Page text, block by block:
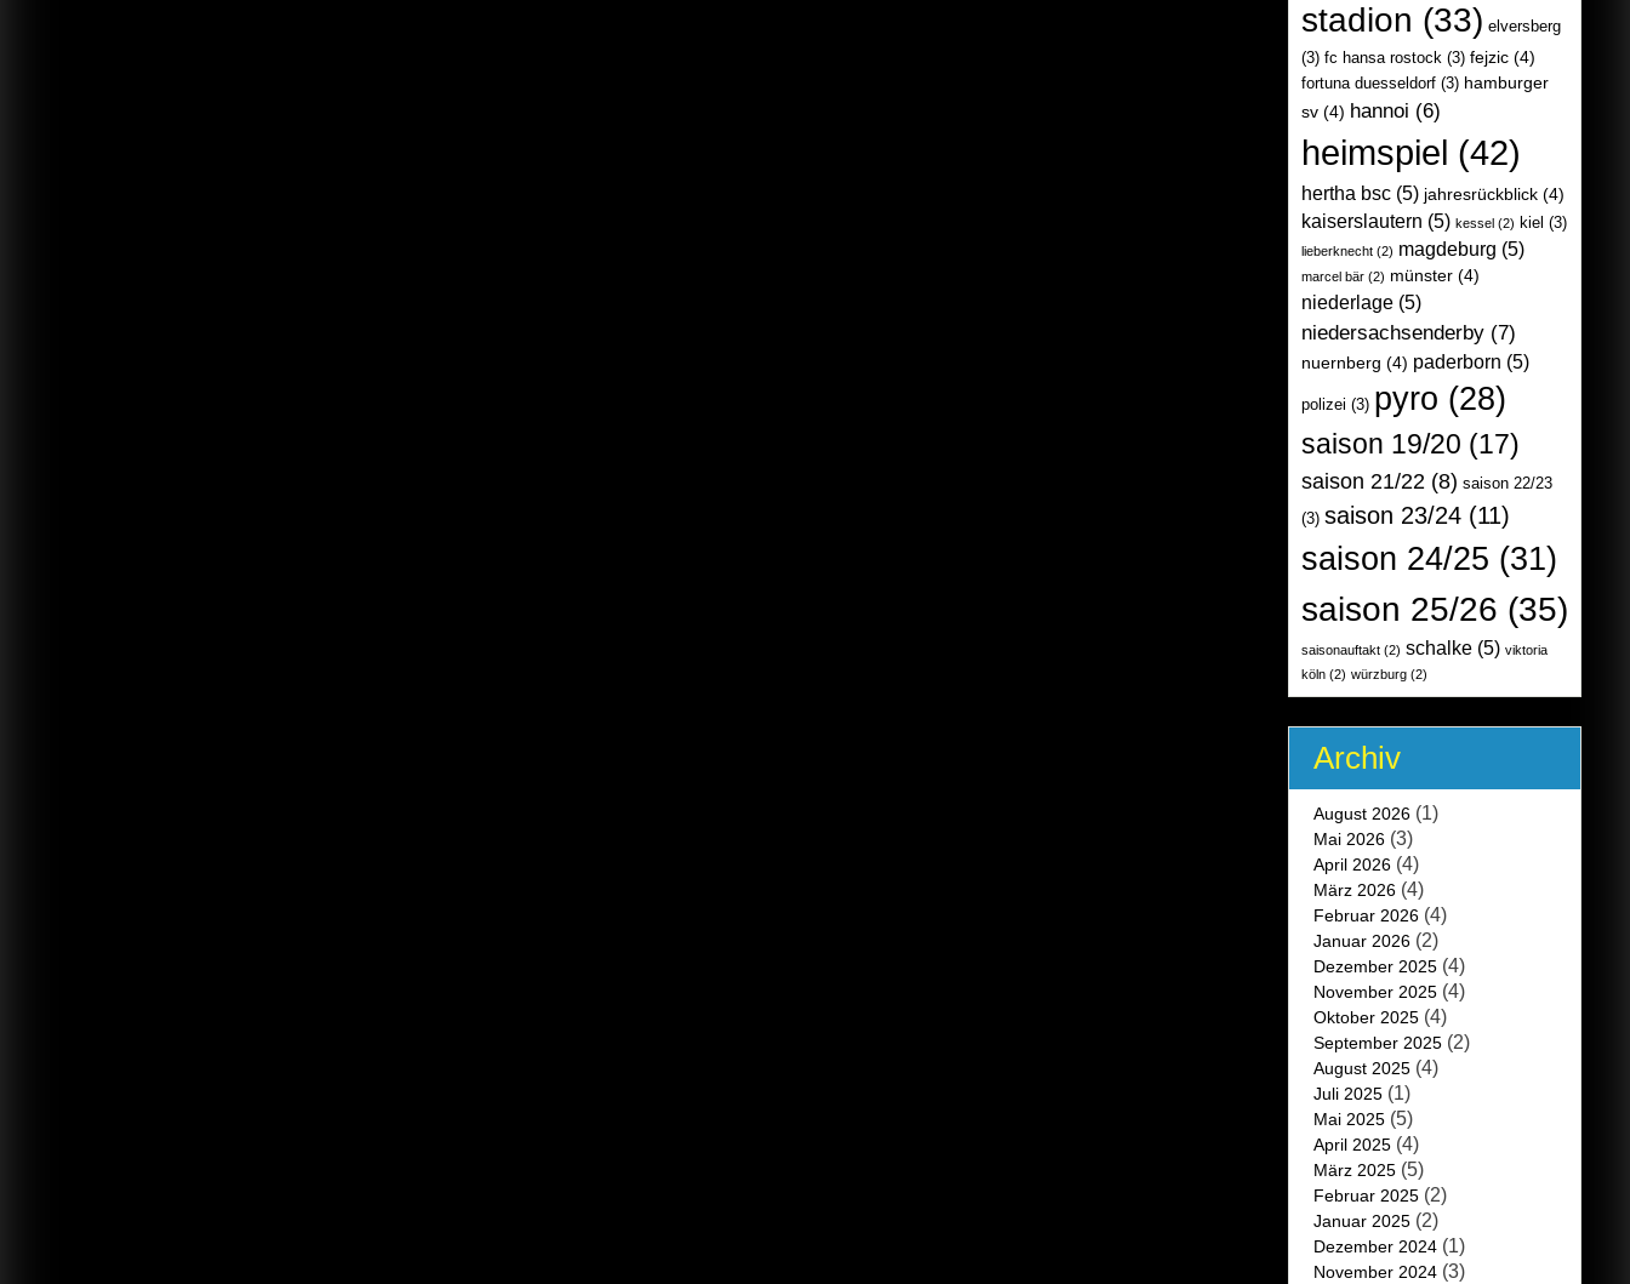
stadion (33) elversberg
(3) fc hansa rostock(3) fejzic(4)
fortuna duesseldorf(3) hamburger
sv(4) hannoi (6)
heimspiel (42)
hertha bsc(5) jahresrückblick(4)
kaiserslautern (5) kessel (2) kiel (3)
lieberknecht(2) magdeburg (5)
marcel bär(2) münster(4)
niederlage(5)
niedersachsenderby(7)
nuernberg (4) paderborn (5)
polizei (3) pyro (28)
saison 19/20 (17)
saison 21/22(8) saison 22/23
(3) saison 23/24(11)
saison 24/25 (31)
saison 25/26 (35)
saisonauftakt(2) schalke(5) viktoria
köln(2) würzburg(2)
Archiv
August 2026(1)
Mai 2026(3)
April 2026(4)
März 2026(4)
Februar 2026(4)
Januar 2026(2)
Dezember 2025(4)
November 2025(4)
Oktober 2025(4)
September 2025(2)
August 2025(4)
Juli 2025(1)
Mai 2025(5)
April 2025(4)
März 2025(5)
Februar 2025(2)
Januar 2025(2)
Dezember 2024(1)
November 2024(3)